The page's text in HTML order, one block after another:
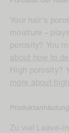
Your hair's
moisture –
porosity? You
about how to
High porosity?
more about
Produktanhäufung
Zu viel Leave-